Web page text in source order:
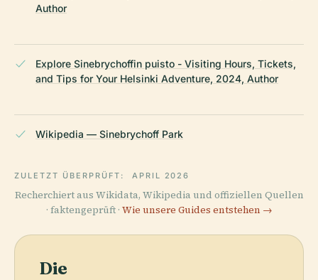
Author
Explore Sinebrychoffin puisto - Visiting Hours, Tickets,
and Tips for Your Helsinki Adventure, 2024, Author
Wikipedia — Sinebrychoff Park
ZULETZT ÜBERPRÜFT: APRIL 2026
Recherchiert aus Wikidata, Wikipedia und offiziellen Quellen
· faktengeprüft · Wie unsere Guides entstehen →
Die